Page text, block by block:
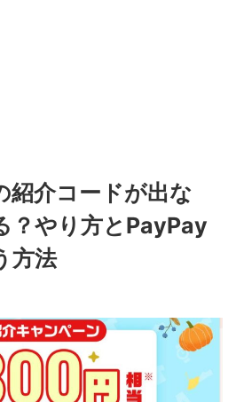
介コードが出な
？やり方とPayPay
方法